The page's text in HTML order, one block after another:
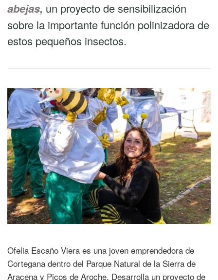
abejas, un proyecto de sensibilización
sobre la importante función polinizadora de
estos pequeños insectos.
Ofelia Escaño Viera es una joven emprendedora de
Cortegana dentro del Parque Natural de la Sierra de
Aracena y Picos de Aroche. Desarrolla un proyecto de